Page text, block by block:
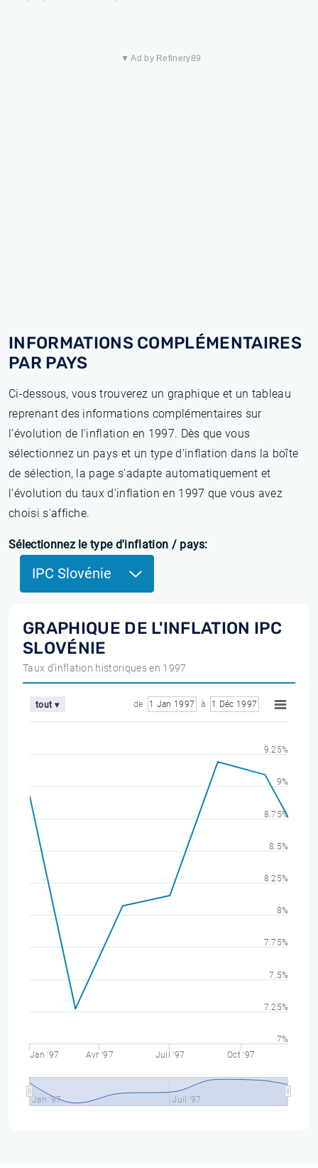
▼ Ad by Refinery89
INFORMATIONS COMPLÉMENTAIRES
PAR PAYS
Ci-dessous, vous trouverez un graphique et un tableau
reprenant des informations complémentaires sur
l’évolution de l'inflation en 1997. Dès que vous
sélectionnez un pays et un type d'inflation dans la boîte
de sélection, la page s'adapte automatiquement et
l'évolution du taux d'inflation en 1997 que vous avez
choisi s'affiche.
Sélectionnez le type d'inflation / pays:
IPC Slovénie
GRAPHIQUE DE L'INFLATION IPC
SLOVÉNIE
Taux d'inflation historiques en 1997
tout ▾ de 1 Jan 1997 à 1 Déc 1997
Jan '97 Avr '97 Juil '97 Oct '97
Jan '97 Juil '97
7%
7.25%
7.5%
7.75%
8%
8.25%
8.5%
8.75%
9%
9.25%